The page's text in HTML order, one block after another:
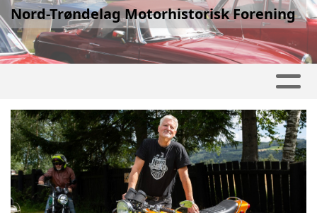
Nord-Trøndelag Motorhistorisk Forening